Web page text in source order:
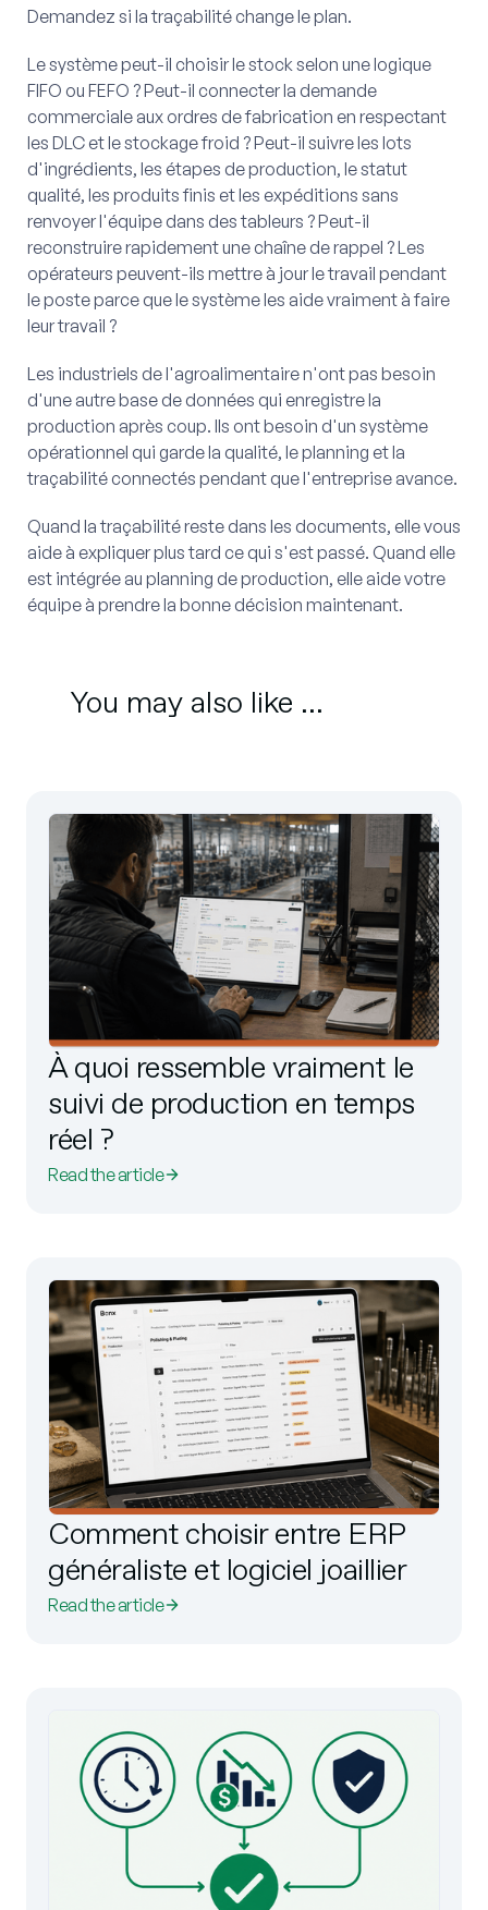
Demandez si la traçabilité change le plan.
Le système peut-il choisir le stock selon une logique
FIFO ou FEFO ? Peut-il connecter la demande
commerciale aux ordres de fabrication en respectant
les DLC et le stockage froid ? Peut-il suivre les lots
d'ingrédients, les étapes de production, le statut
qualité, les produits finis et les expéditions sans
renvoyer l'équipe dans des tableurs ? Peut-il
reconstruire rapidement une chaîne de rappel ? Les
opérateurs peuvent-ils mettre à jour le travail pendant
le poste parce que le système les aide vraiment à faire
leur travail ?
Les industriels de l'agroalimentaire n'ont pas besoin
d'une autre base de données qui enregistre la
production après coup. Ils ont besoin d'un système
opérationnel qui garde la qualité, le planning et la
traçabilité connectés pendant que l'entreprise avance.
Quand la traçabilité reste dans les documents, elle vous
aide à expliquer plus tard ce qui s'est passé. Quand elle
est intégrée au planning de production, elle aide votre
équipe à prendre la bonne décision maintenant.
You may also like ...
À quoi ressemble vraiment le
suivi de production en temps
réel ?
Read the article
Comment choisir entre ERP
généraliste et logiciel joaillier
Read the article